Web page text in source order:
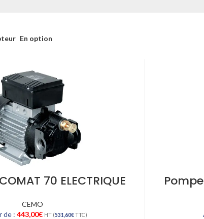
En option
70 ELECTRIQUE
CEMO
de : 443,00€ HT (531,60€TTC)
Pompe